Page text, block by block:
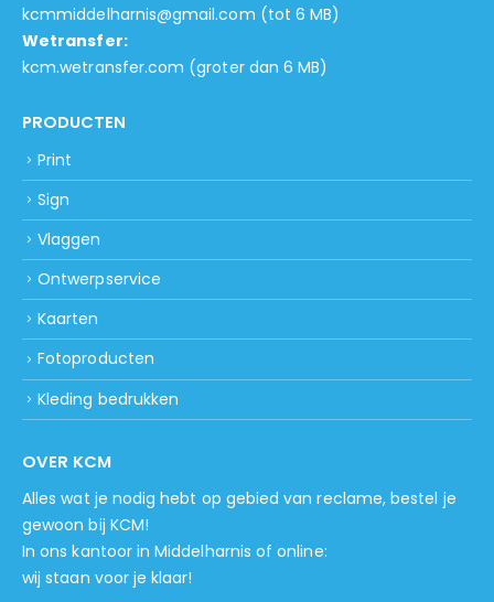
kcmmiddelharnis@gmail.com (tot 6 MB)
Wetransfer:
kcm.wetransfer.com (groter dan 6 MB)
PRODUCTEN
Print
Sign
Vlaggen
Ontwerpservice
Kaarten
Fotoproducten
Kleding bedrukken
OVER KCM
Alles wat je nodig hebt op gebied van reclame, bestel je
gewoon bij KCM!
In ons kantoor in Middelharnis of online:
wij staan voor je klaar!